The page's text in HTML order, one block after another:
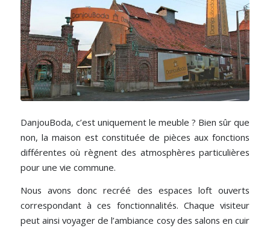
DanjouBoda, c’est uniquement le meuble ? Bien sûr que
non, la maison est constituée de pièces aux fonctions
différentes où règnent des atmosphères particulières
pour une vie commune.
Nous avons donc recréé des espaces loft ouverts
correspondant à ces fonctionnalités. Chaque visiteur
peut ainsi voyager de l’ambiance cosy des salons en cuir